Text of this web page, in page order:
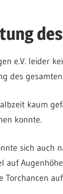
des
e.V. leider
des
kaum
konnte.
sich auch
auf